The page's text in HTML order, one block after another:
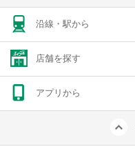
沿線・駅から
店舗を探す
アプリから